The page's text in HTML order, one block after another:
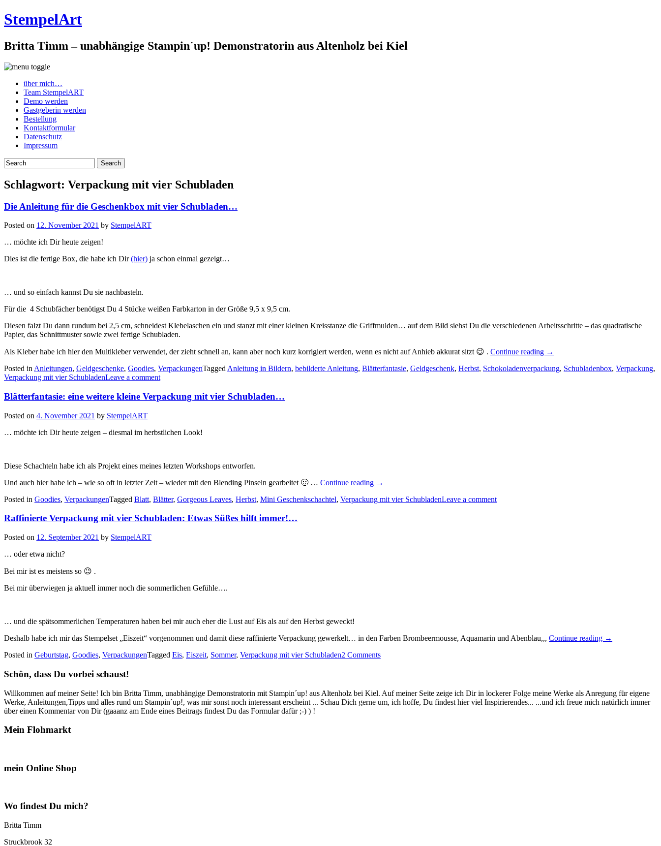
StempelArt
Britta Timm – unabhängige Stampin´up! Demonstratorin aus Altenholz bei Kiel
über mich…
Team StempelART
Demo werden
Gastgeberin werden
Bestellung
Kontaktformular
Datenschutz
Impressum
Schlagwort: Verpackung mit vier Schubladen
Die Anleitung für die Geschenkbox mit vier Schubladen…
Posted on 12. November 2021 by StempelART
… möchte ich Dir heute zeigen!
Dies ist die fertige Box, die habe ich Dir(hier) ja schon einmal gezeigt…
… und so einfach kannst Du sie nachbasteln.
Für die 4 Schubfächer benötigst Du 4 Stücke weißen Farbkarton in der Größe 9,5 x 9,5 cm.
Diesen falzt Du dann rundum bei 2,5 cm, schneidest Klebelaschen ein und stanzt mit einer kleinen Kreisstanze die Griffmulden… auf dem Bild siehst Du die verschiedenen Arbeitsschritte – das quadratische
Papier, das Schnittmuster sowie zwei fertige Schubladen.
Als Kleber habe ich hier den Multikleber verwendet, der zieht schnell an, kann aber noch kurz korrigiert werden, wenn es nicht auf Anhieb akkurat sitzt 😉 . Continue reading
„Die
für
→
Posted in Anleitungen, Geldgeschenke, Goodies, VerpackungenTagged Anleitung in Bildern, bebilderte Anleitung, Blätterfantasie, Geldgeschenk, Herbst, Schokoladenverpackung, Schubladenbox, Verpackung,
Verpackung mit vier SchubladenLeave a comment
Blätterfantasie: eine weitere kleine Verpackung mit vier Schubladen…
Posted on 4. November 2021 by StempelART
… möchte ich Dir heute zeigen – diesmal im herbstlichen Look!
Diese Schachteln habe ich als Projekt eines meines letzten Workshops entworfen.
Und auch hier habe ich – wie so oft in letzter Zeit – wieder mit den Blending Pinseln gearbeitet 🙂 … Continue reading „Blätterfantasie:
weitere
→
Posted in Goodies, VerpackungenTagged Blatt, Blätter, Gorgeous Leaves, Herbst, Mini Geschenkschachtel, Verpackung mit vier SchubladenLeave a comment
Raffinierte Verpackung mit vier Schubladen: Etwas Süßes hilft immer!…
Posted on 12. September 2021 by StempelART
… oder etwa nicht?
Bei mir ist es meistens so 😉 .
Bei mir überwiegen ja aktuell immer noch die sommerlichen Gefühle….
… und die spätsommerlichen Temperaturen haben bei mir auch eher die Lust auf Eis als auf den Herbst geweckt!
Deshalb habe ich mir das Stempelset „Eiszeit“ vorgenommen und damit diese raffinierte Verpackung gewerkelt… in den Farben Brombeermousse, Aquamarin und Abenblau,,, Continue reading „Raffinierte
Süßes
hilft
→
Posted in Geburtstag, Goodies, VerpackungenTagged Eis, Eiszeit, Sommer, Verpackung mit vier Schubladen2 Comments
Schön, dass Du vorbei schaust!
Willkommen auf meiner Seite! Ich bin Britta Timm, unabhängige Demonstratorin mit Stampin´up! aus Altenholz bei Kiel. Auf meiner Seite zeige ich Dir in lockerer Folge meine Werke als Anregung für eigene
Werke, Anleitungen,Tipps und alles rund um Stampin´up!, was mir sonst noch interessant erscheint ... Schau Dich gerne um, ich hoffe, Du findest hier viel Inspirierendes... ...und ich freue mich natürlich immer
über einen Kommentar von Dir (gaaanz am Ende eines Beitrags findest Du das Formular dafür ;-) ) !
Mein Flohmarkt
mein Online Shop
Wo findest Du mich?
Britta Timm
Struckbrook 32